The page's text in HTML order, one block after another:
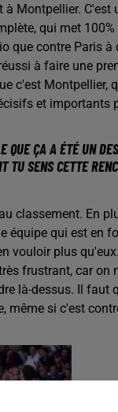
Montpellier. C'est
qui met
que contre Paris
à faire une
c'est Montpellier,
et importants
ÇA A ÉTÉ UN
TU SENS CETTE
classement. En
équipe qui est en
vouloir plus
frustrant, car on
là-dessus. Il faut
même si c'est